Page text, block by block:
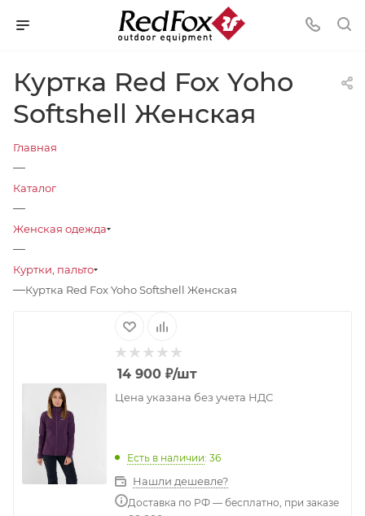
Куртка Red Fox Yoho
Softshell Женская
Главная
—
Каталог
—
Женская одежда
—
Куртки, пальто
—Куртка Red Fox Yoho Softshell Женская
14 900 ₽/шт
Цена указана без учета НДС
Есть в наличии: 36
Нашли дешевле?
Доставка по РФ — бесплатно, при заказе